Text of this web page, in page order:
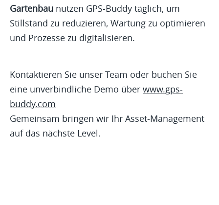
Gartenbau nutzen GPS-Buddy täglich, um
Stillstand zu reduzieren, Wartung zu optimieren
und Prozesse zu digitalisieren.
Kontaktieren Sie unser Team oder buchen Sie
eine unverbindliche Demo über www.gps-
buddy.com
Gemeinsam bringen wir Ihr Asset-Management
auf das nächste Level.